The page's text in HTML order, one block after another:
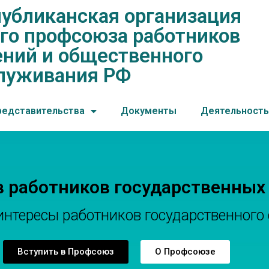
организация
и общественного
организация
профсоюза работников
и общественного
РФ
Документы Деятельность
работников государственного
Вступить в Профсоюз О Профсоюзе